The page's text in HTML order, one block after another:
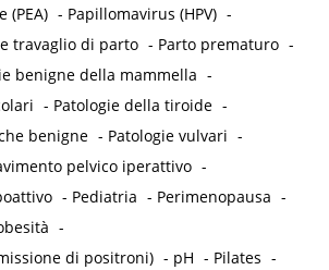
(PEA) - Papillomavirus (HPV) -
travaglio di parto - Parto prematuro -
benigne della mammella -
- Patologie della tiroide -
benigne - Patologie vulvari -
pelvico iperattivo -
- Pediatria - Perimenopausa -
-
di positroni) - pH - Pilates -